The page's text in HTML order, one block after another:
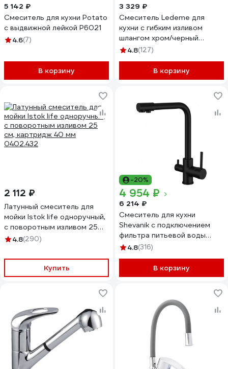
5 142 ₽
Смеситель для кухни Potato
с выдвижной лейкой P6021
4.6(7)
В корзину
3 329 ₽
Смеситель Ledeme для
кухни с гибким изливом
шлангом хром/черный
L4898-2
4.8(127)
В корзину
2 112 ₽
Латунный смеситель для
мойки Istok life одноручный,
с поворотным изливом 25
см, картридж 40 мм
4.8(290)
Купить
-20%
4 954 ₽
6 214 ₽
Смеситель для кухни
Shevanik с подключением
фильтра питьевой воды
S328H
4.8(316)
В корзину